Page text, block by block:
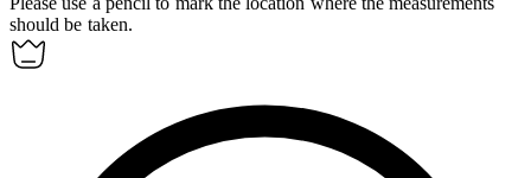
should be taken.